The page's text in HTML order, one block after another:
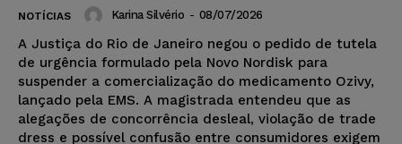
NOTÍCIAS Karina Silvério - 08/07/2026
A Justiça do Rio de Janeiro negou o pedido de tutela
de urgência formulado pela Novo Nordisk para
suspender a comercialização do medicamento Ozivy,
lançado pela EMS. A magistrada entendeu que as
alegações de concorrência desleal, violação de trade
dress e possível confusão entre consumidores exigem